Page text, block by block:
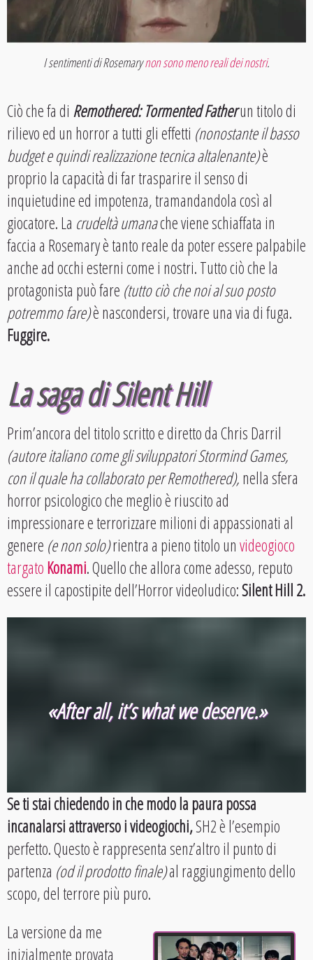
I sentimenti di Rosemarynon sono meno reali dei nostri.
Ciò che fa di Remothered: Tormented Fatherun titolo di
rilievo ed un horror a tutti gli effetti (nonostante il basso
budget e quindi realizzazione tecnica altalenante)è
proprio la capacità di far trasparire il senso di
inquietudine ed impotenza, tramandandola così al
giocatore. La crudeltà umanache viene schiaffata in
faccia a Rosemary è tanto reale da poter essere palpabile
anche ad occhi esterni come i nostri. Tutto ciò che la
protagonista può fare (tutto ciò che noi al suo posto
potremmo fare)è nascondersi, trovare una via di fuga.
Fuggire.
La saga di Silent Hill
Prim’ancora del titolo scritto e diretto da Chris Darril
(autore italiano come gli sviluppatori Stormind Games,
con il quale ha collaborato per Remothered),nella sfera
horror psicologico che meglio è riuscito ad
impressionare e terrorizzare milioni di appassionati al
genere (e non solo)rientra a pieno titolo unvideogioco
targatoKonami. Quello che allora come adesso, reputo
essere il capostipite dell’Horror videoludico:Silent Hill 2.
«After all, it’s what we deserve.»
Se ti stai chiedendo in che modo la paura possa
incanalarsi attraverso i videogiochi,SH2 è l’esempio
perfetto. Questo è rappresenta senz’altro il punto di
partenza (od il prodotto finale)al raggiungimento dello
scopo, del terrore più puro.
La versione da me
inizialmente provata